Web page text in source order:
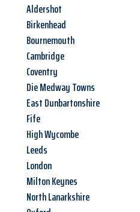
Aldershot
Birkenhead
Bournemouth
Cambridge
Coventry
Die Medway Towns
East Dunbartonshire
Fife
High Wycombe
Leeds
London
Milton Keynes
North Lanarkshire